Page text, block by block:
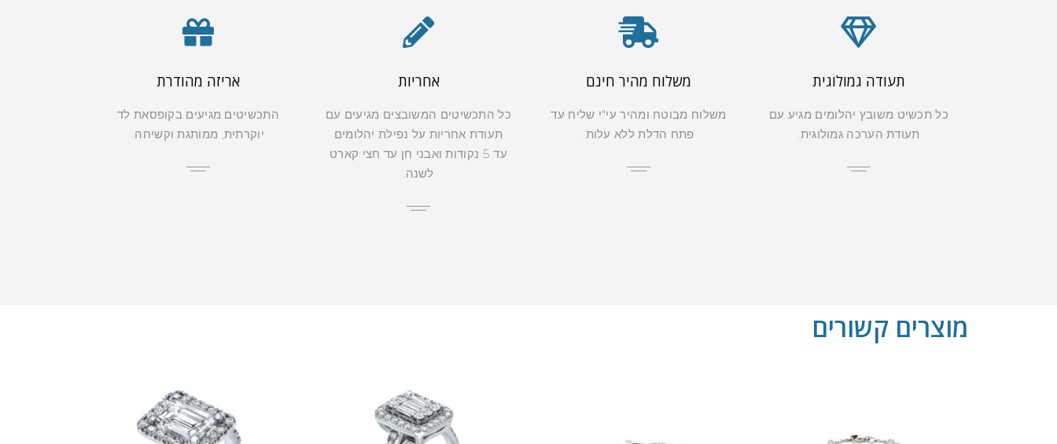
תעודה גמולוגית
כל תכשיט משובץ יהלומים מגיע עם
תעודת הערכה גמולוגית.
משלוח מהיר חינם
משלוח מבוטח ומהיר עי"י שליח עד
פתח הדלת ללא עלות.
אחריות
כל התכשיטים המשובצים מגיעים עם
תעודת אחריות על נפילת יהלומים
עד 5 נקודות ואבני חן עד חצי קארט
לשנה.
אריזה מהודרת
התכשיטים מגיעים בקופסאת לד
יוקרתית, ממותגת וקשיחה.
מוצרים קשורים